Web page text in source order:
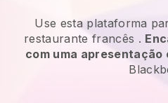
Use esta plataforma
restaurante francês .
com uma apresentação